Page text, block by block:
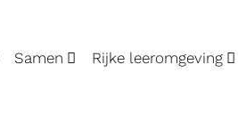
Samen Rijke leeromgeving